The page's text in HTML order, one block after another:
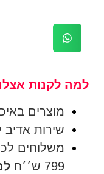
למה לקנות
מוצרים
שירות אדיב
משלוחים
799 ש׳׳ח